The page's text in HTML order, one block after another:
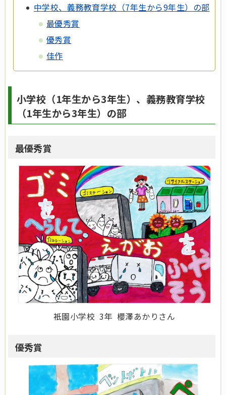
中学校、義務教育学校（7年生から9年生）の部
最優秀賞
優秀賞
佳作
小学校（1年生から3年生）、義務教育学校
（1年生から3年生）の部
最優秀賞
衹園小学校 3年 櫻澤あかりさん
優秀賞